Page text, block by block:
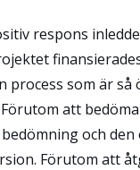
respons
process som är
att
och
Förutom att